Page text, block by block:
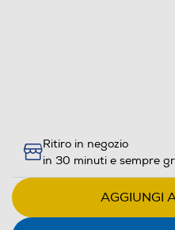
Ritiro in negozio
in 30 minuti e sempre
AGGIUNGI